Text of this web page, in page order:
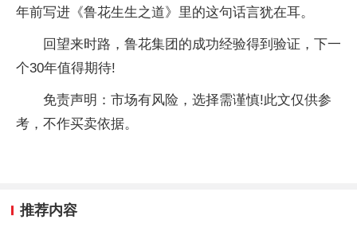
年前写进《鲁花生生之道》里的这句话言犹在耳。
回望来时路，鲁花集团的成功经验得到验证，下一
个30年值得期待!
免责声明：市场有风险，选择需谨慎!此文仅供参
考，不作买卖依据。
推荐内容